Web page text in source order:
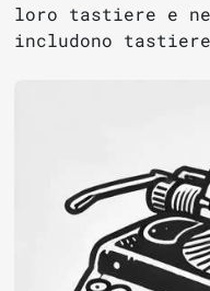
loro tastiere e
includono